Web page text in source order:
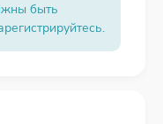
Суть
обувь Crocs (сабо
быть